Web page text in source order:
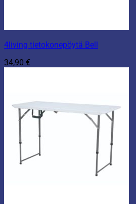
4living tietokonepöytä Bell
34,90 €